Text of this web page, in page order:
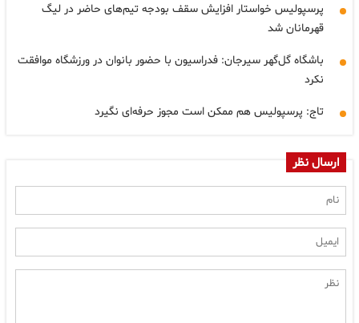
پرسپولیس خواستار افزایش سقف بودجه تیم‌های حاضر در لیگ
قهرمانان شد
باشگاه گل‌گهر سیرجان: فدراسیون با حضور بانوان در ورزشگاه موافقت
نکرد
تاج: پرسپولیس هم ممکن است مجوز حرفه‌ای نگیرد
ارسال نظر